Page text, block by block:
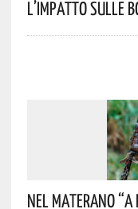
L’impatto Sulle
Nel Materano “a